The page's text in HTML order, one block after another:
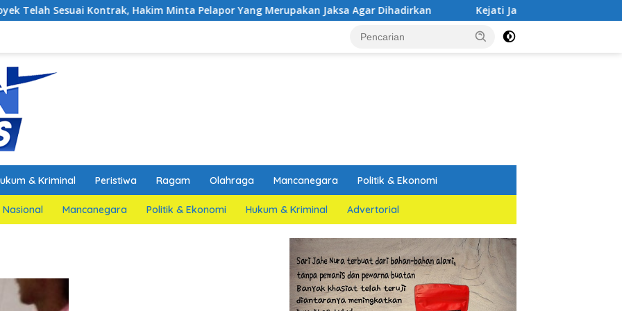
Hakim Minta Pelapor Yang Merupakan Jaksa Agar Dihadirkan Kejati Jatim dan PGN Bangun Sinergi Strategis
& Kriminal Peristiwa Ragam Olahraga Mancanegara Politik & Ekonomi
Nasional Mancanegara Politik & Ekonomi Hukum & Kriminal Advertorial